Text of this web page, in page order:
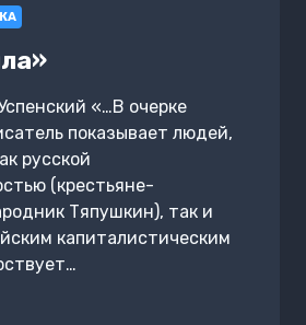
«…В очерке
показывает людей,
русской
(крестьяне-
Тяпушкин), так и
капиталистическим